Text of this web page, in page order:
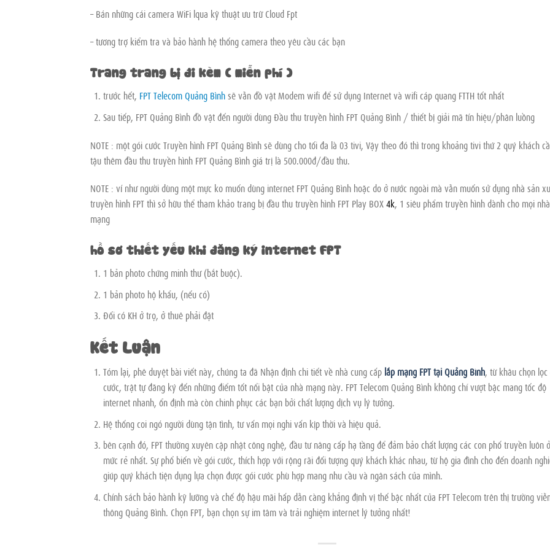
– Bán những cái camera WiFi lqua kỹ thuật ưu trữ Cloud Fpt
– tương trợ kiểm tra và bảo hành hệ thống camera theo yêu cầu các bạn
Trang trang bị đi kèm ( miễn phí )
trước hết, FPT Telecom Quảng Bìnhsẽ vẫn đồ vật Modem wifi để sử dụng Internet và wifi cáp quang FTTH tốt nhất
Sau tiếp, FPT Quảng Bình đồ vật đến người dùng Đầu thu truyền hình FPT Quảng Bình / thiết bị giải mã tín hiệu/phân luồng
NOTE : một gói cước Truyền hình FPT Quảng Bình sẽ dùng cho tối đa là 03 tivi, Vậy theo đó thì trong khoảng tivi thứ 2 quý khách
tậu thêm đầu thu truyền hình FPT Quảng Bình giá trị là 500.000đ/đầu thu.
NOTE : ví như người dùng một mực ko muốn dùng internet FPT Quảng Bình hoặc do ở nước ngoài mà vẫn muốn sử dụng nhà sản
truyền hình FPT thì sở hữu thể tham khảo trang bị đầu thu truyền hình FPT Play BOX4k, 1 siêu phẩm truyền hình dành cho mọi nhà
mạng
hồ sơ thiết yếu khi đăng ký internet FPT
1 bản photo chứng minh thư (bắt buộc).
1 bản photo hộ khẩu, (nếu có)
Đối có KH ở trọ, ở thuê phải đặt
Kết Luận
Tóm lại, phê duyệt bài viết này, chúng ta đã Nhận định chi tiết về nhà cung cấplắp mạng FPT tại Quảng Bình, từ khâu chọn lọc
cước, trật tự đăng ký đến những điểm tốt nổi bật của nhà mạng này. FPT Telecom Quảng Bình không chỉ vượt bậc mang tốc độ
internet nhanh, ổn định mà còn chinh phục các bạn bởi chất lượng dịch vụ lý tưởng.
Hệ thống coi ngó người dùng tận tình, tư vấn mọi nghi vấn kịp thời và hiệu quả.
bên cạnh đó, FPT thường xuyên cập nhật công nghệ, đầu tư nâng cấp hạ tầng để đảm bảo chất lượng các con phố truyền luôn ở
mức rẻ nhất. Sự phổ biến về gói cước, thích hợp với rộng rãi đối tượng quý khách khác nhau, từ hộ gia đình cho đến doanh
giúp quý khách tiện dụng lựa chọn được gói cước phù hợp mang nhu cầu và ngân sách của mình.
Chính sách bảo hành kỹ lưỡng và chế độ hậu mãi hấp dẫn càng khẳng định vị thế bậc nhất của FPT Telecom trên thị trường
thông Quảng Bình. Chọn FPT, bạn chọn sự im tâm và trải nghiệm internet lý tưởng nhất!